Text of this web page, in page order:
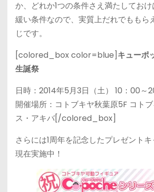
か、どれか1つの条件さえ満たしてお
緩い条件なので、実質上だれでももら
じです。
[colored_box color=blue]キューポ
生誕祭
日時：2014年5月3日（土） 10：00～
開催場所：コトブキヤ秋葉原5F コト
ス・アキバ[/colored_box]
さらには1周年を記念したプレゼント
現在実施中！